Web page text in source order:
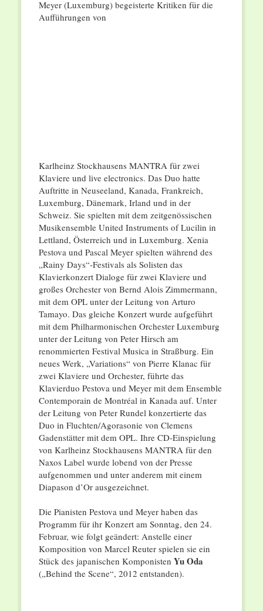
Meyer (Luxemburg) begeisterte Kritiken für die
Aufführungen von
Karlheinz Stockhausens MANTRA für zwei
Klaviere und live electronics. Das Duo hatte
Auftritte in Neuseeland, Kanada, Frankreich,
Luxemburg, Dänemark, Irland und in der
Schweiz. Sie spielten mit dem zeitgenössischen
Musikensemble United Instruments of Lucilin in
Lettland, Österreich und in Luxemburg. Xenia
Pestova und Pascal Meyer spielten während des
„Rainy Days“-Festivals als Solisten das
Klavierkonzert Dialoge für zwei Klaviere und
großes Orchester von Bernd Alois Zimmermann,
mit dem OPL unter der Leitung von Arturo
Tamayo. Das gleiche Konzert wurde aufgeführt
mit dem Philharmonischen Orchester Luxemburg
unter der Leitung von Peter Hirsch am
renommierten Festival Musica in Straßburg. Ein
neues Werk, „Variations“ von Pierre Klanac für
zwei Klaviere und Orchester, führte das
Klavierduo Pestova und Meyer mit dem Ensemble
Contemporain de Montréal in Kanada auf. Unter
der Leitung von Peter Rundel konzertierte das
Duo in Fluchten/Agorasonie von Clemens
Gadenstätter mit dem OPL. Ihre CD-Einspielung
von Karlheinz Stockhausens MANTRA für den
Naxos Label wurde lobend von der Presse
aufgenommen und unter anderem mit einem
Diapason d’Or ausgezeichnet.
Die Pianisten Pestova und Meyer haben das
Programm für ihr Konzert am Sonntag, den 24.
Februar, wie folgt geändert: Anstelle einer
Komposition von Marcel Reuter spielen sie ein
Stück des japanischen Komponisten Yu Oda
(„Behind the Scene“, 2012 entstanden).